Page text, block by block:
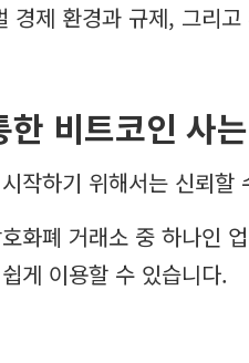
경제 환경과 규제, 그리
비트코인 사
작하기 위해서는 신뢰
화폐 거래소 중 하나인
게 이용할 수 있습니다.